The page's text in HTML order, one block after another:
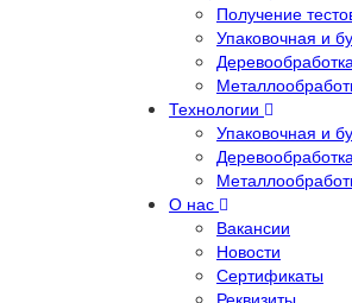
Получение
Упаковочная и
Технологии
Упаковочная и
О нас
Вакансии
Новости
Сертификаты
Реквизиты